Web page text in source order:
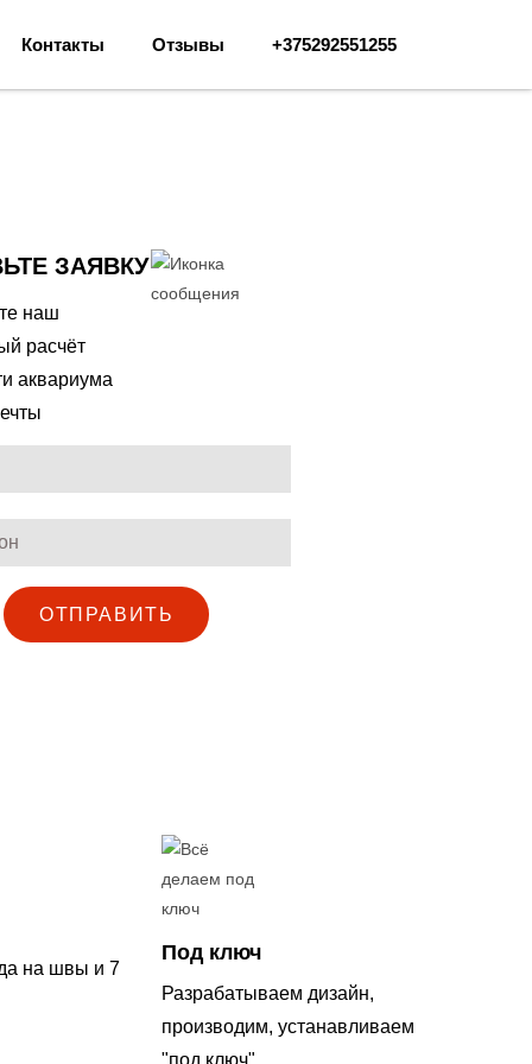
Контакты Отзывы +375292551255
ЗАЯВКУ
наш
расчёт
аквариума
ОТПРАВИТЬ
на швы и 7
Под ключ
Разрабатываем дизайн,
производим, устанавливаем
"под ключ"